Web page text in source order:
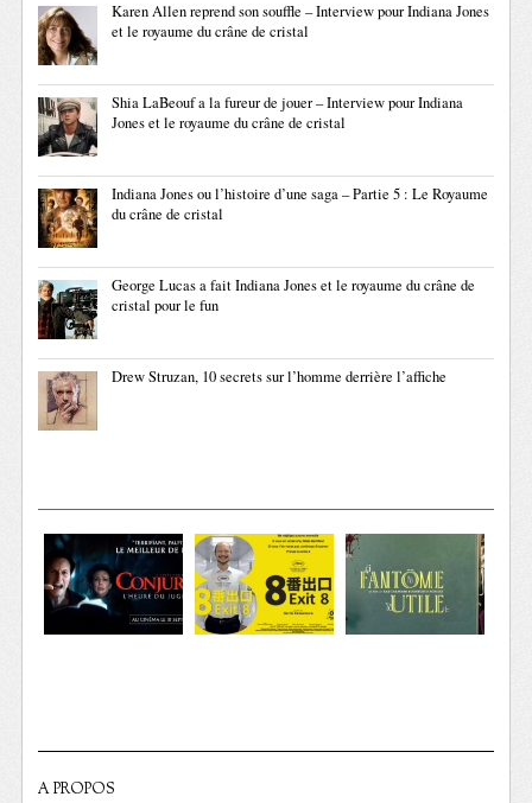
Karen Allen reprend son souffle – Interview pour Indiana Jones
et le royaume du crâne de cristal
Shia LaBeouf a la fureur de jouer – Interview pour Indiana
Jones et le royaume du crâne de cristal
Indiana Jones ou l’histoire d’une saga – Partie 5 : Le Royaume
du crâne de cristal
George Lucas a fait Indiana Jones et le royaume du crâne de
cristal pour le fun
Drew Struzan, 10 secrets sur l’homme derrière l’affiche
A PROPOS